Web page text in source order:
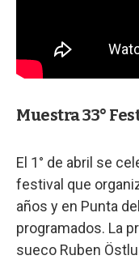
Muestra 33°
El 1° de abril se
festival que
años y en Punta
programados. La
sueco Ruben